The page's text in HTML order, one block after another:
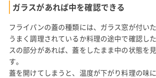
ガラスがあれば中を確認できる
フライパンの蓋の種類には、ガラス窓が付い
うまく調理されているか料理の途中で確認し
スの部分があれば、蓋をしたまま中の状態を
す。
蓋を開けてしまうと、温度が下がり料理の味